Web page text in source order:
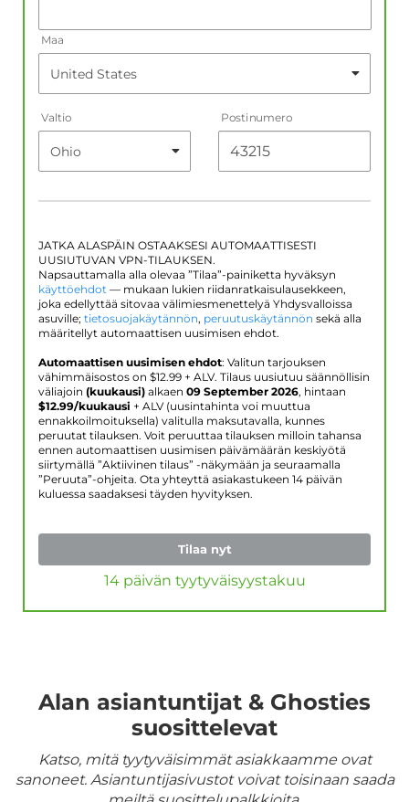
Maa
Valtio Postinumero
JATKA ALASPÄIN OSTAAKSESI AUTOMAATTISESTI
UUSIUTUVAN VPN-TILAUKSEN.
Napsauttamalla alla olevaa ”Tilaa”-painiketta hyväksyn
käyttöehdot — mukaan lukien riidanratkaisulausekkeen,
joka edellyttää sitovaa välimiesmenettelyä Yhdysvalloissa
asuville; tietosuojakäytännön, peruutuskäytännön sekä alla
määritellyt automaattisen uusimisen ehdot.
Automaattisen uusimisen ehdot: Valitun tarjouksen
vähimmäisostos on $12.99 + ALV. Tilaus uusiutuu säännöllisin
väliajoin (kuukausi) alkaen 09 September 2026, hintaan
$12.99/kuukausi + ALV (uusintahinta voi muuttua
ennakkoilmoituksella) valitulla maksutavalla, kunnes
peruutat tilauksen. Voit peruuttaa tilauksen milloin tahansa
ennen automaattisen uusimisen päivämäärän keskiyötä
siirtymällä ”Aktiivinen tilaus” -näkymään ja seuraamalla
”Peruuta”-ohjeita. Ota yhteyttä asiakastukeen 14 päivän
kuluessa saadaksesi täyden hyvityksen.
Tilaa nyt
14 päivän tyytyväisyystakuu
Alan asiantuntijat & Ghosties
suosittelevat
Katso, mitä tyytyväisimmät asiakkaamme ovat
sanoneet. Asiantuntijasivustot voivat toisinaan saada